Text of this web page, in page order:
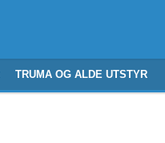
TRUMA OG ALDE UTSTYR